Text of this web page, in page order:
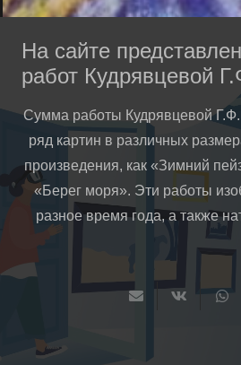
На сайте
работ Кудрявцевой
Сумма работы Кудрявцевой Г.Ф.
ряд картин в различных
произведения, как «Зимний
«Берег моря». Эти работы
разное время года, а также